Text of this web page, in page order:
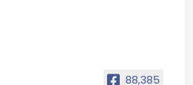
88,385